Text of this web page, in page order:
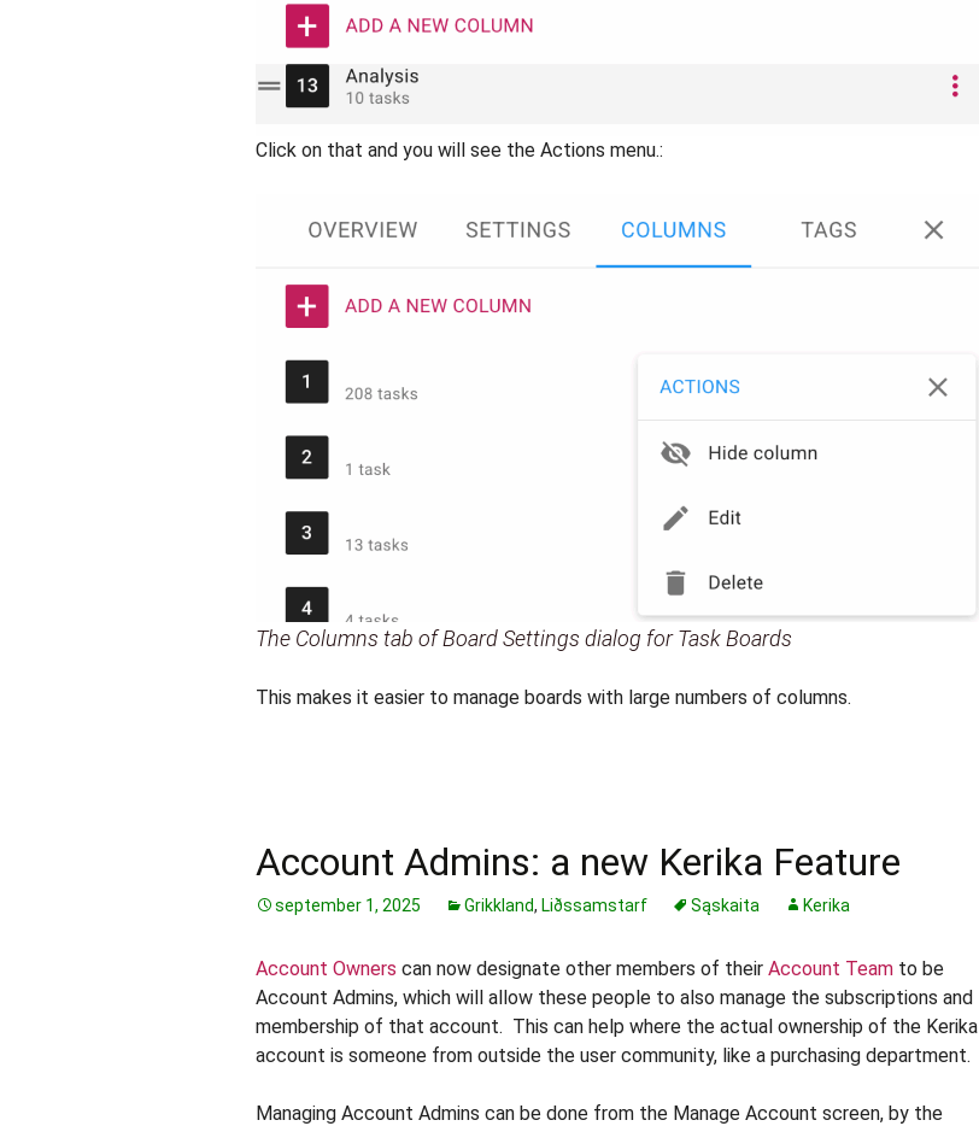
Click on that and you will see the Actions menu.:
The Columns tab of Board Settings dialog for Task Boards
This makes it easier to manage boards with large numbers of columns.
Account Admins: a new Kerika Feature
september 1, 2025 Grikkland, Liðssamstarf Sąskaita Kerika
Account Owners can now designate other members of their Account Team to be
Account Admins, which will allow these people to also manage the subscriptions and
membership of that account. This can help where the actual ownership of the Kerika
account is someone from outside the user community, like a purchasing department.
Managing Account Admins can be done from the Manage Account screen, by the